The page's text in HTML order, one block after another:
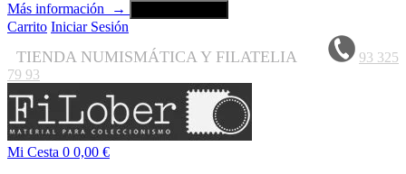
Más información
→
Carrito Iniciar Sesión
TIENDA NUMISMÁTICA Y FILATELIA
93 325
79 93
Mi Cesta 0 0,00 €